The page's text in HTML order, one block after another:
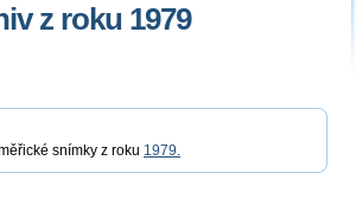
z roku 1979
snímky z roku 1979.